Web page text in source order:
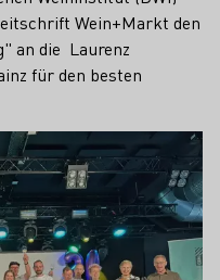
Wein+Markt den
an die Laurenz
für den besten